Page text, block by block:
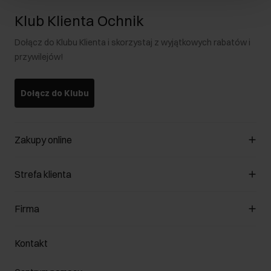
Klub Klienta Ochnik
Dołącz do Klubu Klienta i skorzystaj z wyjątkowych rabatów i
przywilejów!
Dołącz do Klubu
Zakupy online
Zarządzaj cookies
Formy płatności
Jak dokonać zwrotu?
Strefa klienta
Klub Klienta
Zwróć produkty
Firma
O nas
Salony
Kontakt